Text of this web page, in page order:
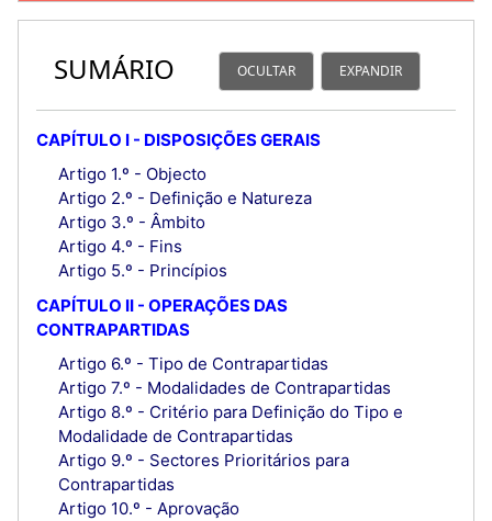
SUMÁRIO OCULTAR EXPANDIR
CAPÍTULO I - DISPOSIÇÕES GERAIS
Artigo 1.º - Objecto
Artigo 2.º - Definição e Natureza
Artigo 3.º - Âmbito
Artigo 4.º - Fins
Artigo 5.º - Princípios
CAPÍTULO II - OPERAÇÕES DAS
CONTRAPARTIDAS
Artigo 6.º - Tipo de Contrapartidas
Artigo 7.º - Modalidades de Contrapartidas
Artigo 8.º - Critério para Definição do Tipo e
Modalidade de Contrapartidas
Artigo 9.º - Sectores Prioritários para
Contrapartidas
Artigo 10.º - Aprovação